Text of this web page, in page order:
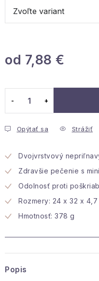
Info o nákupe
od 7,88 €
Opýtať sa Strážiť
Dvojvrstvový
Zdravšie pečenie s
Odolnosť proti
Rozmery: 24 x 32 x 4,7
Hmotnosť: 378 g
Popis